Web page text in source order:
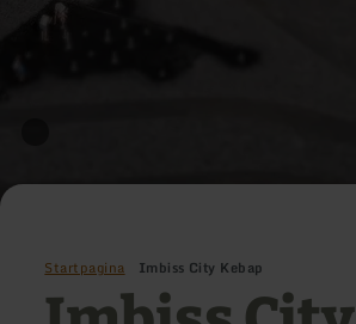
Startpagina Imbiss City Kebap